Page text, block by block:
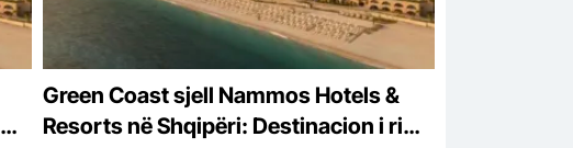
Green Coast sjell Nammos Hotels &
Resorts në Shqipëri: Destinacion i ri